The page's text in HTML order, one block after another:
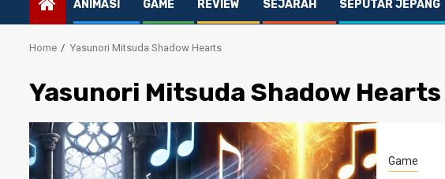
ANIMASI GAME REVIEW SEJARAH SEPUTAR JEPANG
Home Yasunori Mitsuda Shadow Hearts
Yasunori Mitsuda Shadow Hearts
Game